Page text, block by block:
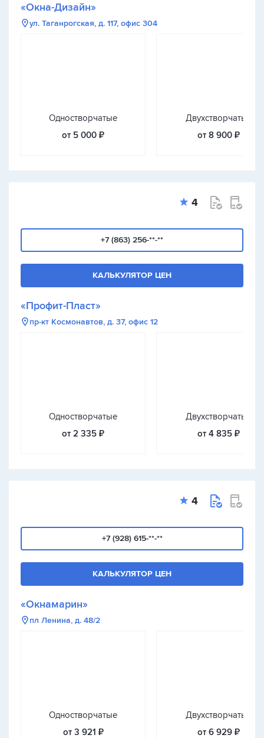
«Окна-Дизайн»
ул. Таганрогская, д. 117, офис 304
Одностворчатые
от 5 000 ₽
Двухстворчатые
от 8 900 ₽
4
+7 (863) 256-**-**
КАЛЬКУЛЯТОР ЦЕН
«Профит-Пласт»
пр-кт Космонавтов, д. 37, офис 12
Одностворчатые
от 2 335 ₽
Двухстворчатые
от 4 835 ₽
4
+7 (928) 615-**-**
КАЛЬКУЛЯТОР ЦЕН
«Окнамарин»
пл Ленина, д. 48/2
Одностворчатые
от 3 921 ₽
Двухстворчатые
от 6 929 ₽